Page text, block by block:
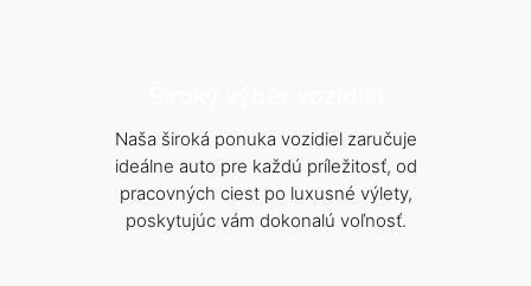
Naša široká ponuka vozidiel zaručuje
ideálne auto pre každú príležitosť, od
pracovných ciest po luxusné výlety,
poskytujúc vám dokonalú voľnosť.